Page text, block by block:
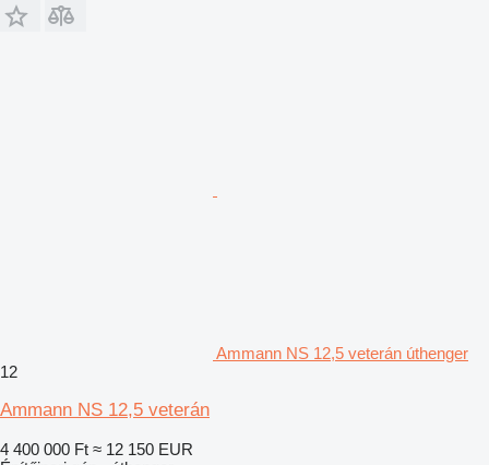
Ammann NS 12,5 veterán úthenger
12
Ammann NS 12,5 veterán
4 400 000 Ft ≈ 12 150 EUR